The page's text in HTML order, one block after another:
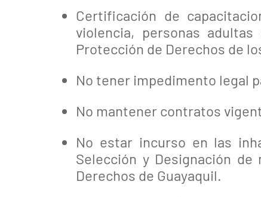
Certificación de
violencia, personas
Protección de Derechos de
No tener impedimento legal
No mantener contratos
No estar incurso en las
Selección y Designación
Derechos de Guayaquil.